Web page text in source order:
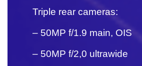
Triple rear cameras:
– 50MP f/1.9 main, OIS
– 50MP f/2,0 ultrawide